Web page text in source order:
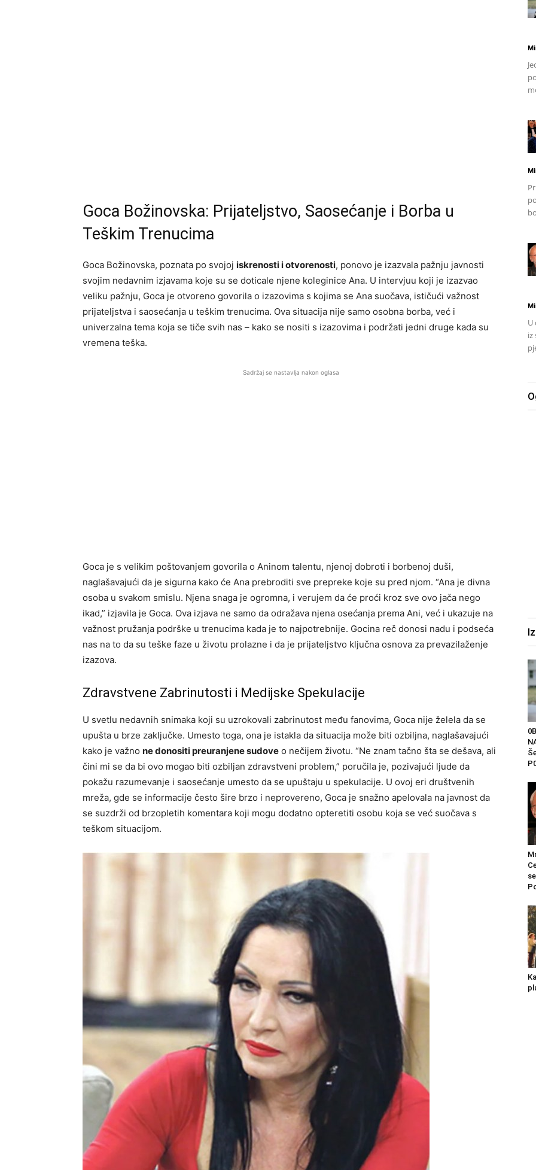
Goca Božinovska: Prijateljstvo, Saosećanje i Borba u
Teškim Trenucima
Goca Božinovska, poznata po svojoj iskrenosti i otvorenosti, ponovo je izazvala pažnju javnosti
svojim nedavnim izjavama koje su se doticale njene koleginice Ana. U intervjuu koji je izazvao
veliku pažnju, Goca je otvoreno govorila o izazovima s kojima se Ana suočava, ističući važnost
prijateljstva i saosećanja u teškim trenucima. Ova situacija nije samo osobna borba, već i
univerzalna tema koja se tiče svih nas – kako se nositi s izazovima i podržati jedni druge kada su
vremena teška.
Sadržaj se nastavlja nakon oglasa
Goca je s velikim poštovanjem govorila o Aninom talentu, njenoj dobroti i borbenoj duši,
naglašavajući da je sigurna kako će Ana prebroditi sve prepreke koje su pred njom. “Ana je divna
osoba u svakom smislu. Njena snaga je ogromna, i verujem da će proći kroz sve ovo jača nego
ikad,” izjavila je Goca. Ova izjava ne samo da odražava njena osećanja prema Ani, već i ukazuje na
važnost pružanja podrške u trenucima kada je to najpotrebnije. Gocina reč donosi nadu i podseća
nas na to da su teške faze u životu prolazne i da je prijateljstvo ključna osnova za prevazilaženje
izazova.
Zdravstvene Zabrinutosti i Medijske Spekulacije
U svetlu nedavnih snimaka koji su uzrokovali zabrinutost među fanovima, Goca nije želela da se
upušta u brze zaključke. Umesto toga, ona je istakla da situacija može biti ozbiljna, naglašavajući
kako je važno ne donositi preuranjene sudove o nečijem životu. “Ne znam tačno šta se dešava, ali
čini mi se da bi ovo mogao biti ozbiljan zdravstveni problem,” poručila je, pozivajući ljude da
pokažu razumevanje i saosećanje umesto da se upuštaju u spekulacije. U ovoj eri društvenih
mreža, gde se informacije često šire brzo i neprovereno, Goca je snažno apelovala na javnost da
se suzdrži od brzopletih komentara koji mogu dodatno opteretiti osobu koja se već suočava s
teškom situacijom.
U
iz